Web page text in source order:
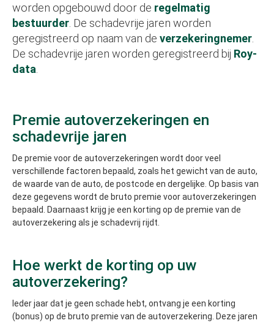
worden opgebouwd door de regelmatig
bestuurder . De schadevrije jaren worden
geregistreerd op naam van de verzekeringnemer
De schadevrije jaren worden geregistreerd bij Roy-
data
Premie autoverzekeringen en
schadevrije jaren
De premie voor de autoverzekeringen wordt door veel
verschillende factoren bepaald, zoals het gewicht van de auto,
de waarde van de auto, de postcode en dergelijke. Op basis van
deze gegevens wordt de bruto premie voor autoverzekeringen
bepaald. Daarnaast krijg je een korting op de premie van de
autoverzekering als je schadevrij rijdt.
Hoe werkt de korting op uw
autoverzekering?
Ieder jaar dat je geen schade hebt, ontvang je een korting
(bonus) op de bruto premie van de autoverzekering. Deze jaren